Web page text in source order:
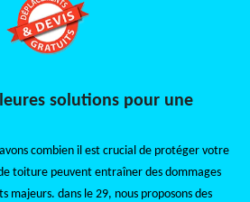
solutions pour une
combien il est crucial de protéger votre
toiture peuvent entraîner des dommages
majeurs. dans le 29, nous proposons des